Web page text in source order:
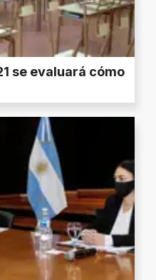
se evaluará cómo